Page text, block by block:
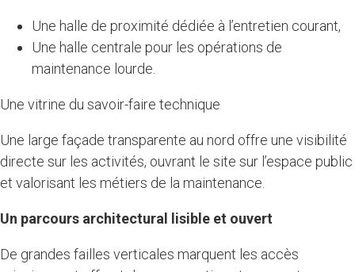
Une halle de proximité dédiée à l’entretien courant,
Une halle centrale pour les opérations de
maintenance lourde.
Une vitrine du savoir-faire technique
Une large façade transparente au nord offre une visibilité
directe sur les activités, ouvrant le site sur l’espace public
et valorisant les métiers de la maintenance.
Un parcours architectural lisible et ouvert
De grandes failles verticales marquent les accès